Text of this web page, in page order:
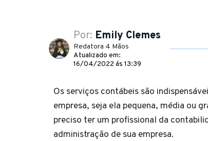
Por: Emily Clemes
Redatora 4 Mãos
Atualizado em:
16/04/2022 ás 13:39
Os serviços contábeis são
empresa, seja ela pequena, média ou
preciso ter um profissional da
administração de sua empresa.